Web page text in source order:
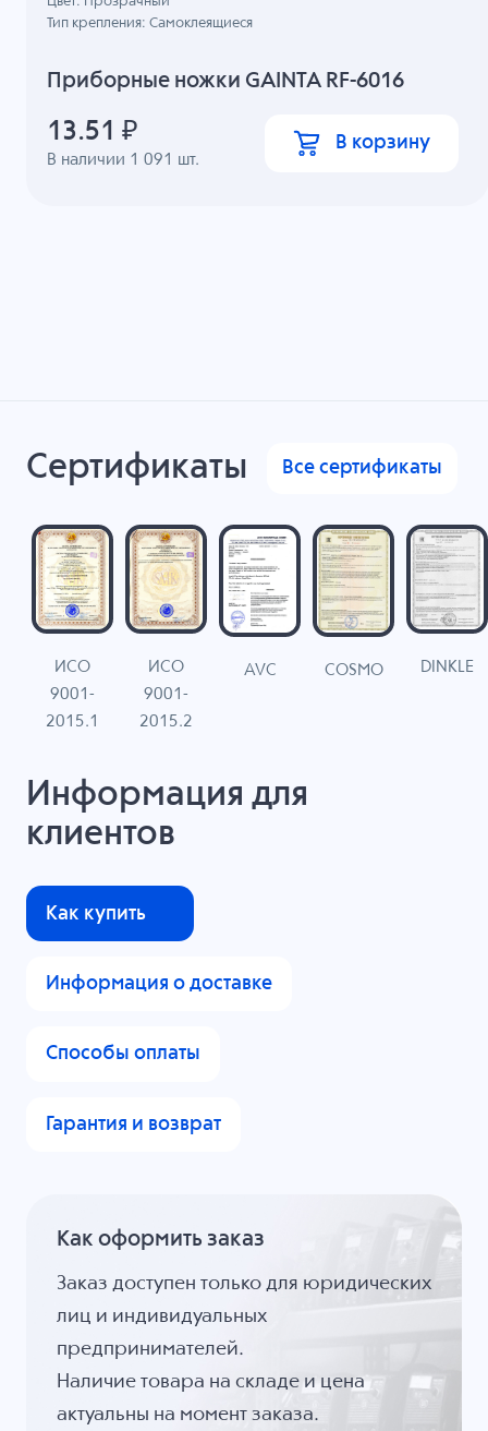
Приборные ножки GAINTA RF-6016
В наличии 1 091 шт.
Тип крепления: Самоклеящиеся
13.51 ₽ В корзину
Сертификаты Все сертификаты
ИСО
9001-
2015.1
ИСО
9001-
2015.2
AVC COSMO DINKLE
Информация для
клиентов
Как купить
Информация о доставке
Способы оплаты
Гарантия и возврат
Как оформить заказ
Заказ доступен только для юридических
лиц и индивидуальных
предпринимателей.
Наличие товара на складе и цена
актуальны на момент заказа.